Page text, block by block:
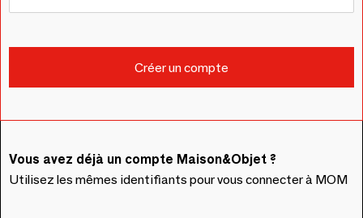
Vous avez déjà un compte Maison&Objet ?
Utilisez les mêmes identifiants pour vous connecter à MOM